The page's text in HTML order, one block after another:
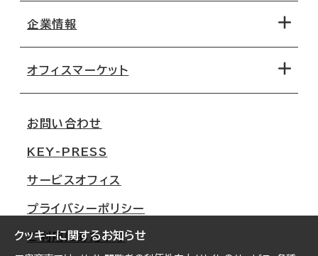
クッキーに関するお知らせ
地図から探す
路線・駅から探す
移転コストシミュレーション
移転スケジュール
オフィス移転Q&A
企業情報
オフィスマーケット
大阪
名古屋
札幌
仙台
お問い合わせ
KEY-PRESS
サービスオフィス
プライバシーポリシー
ご利用にあたって